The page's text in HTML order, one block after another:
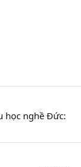
học nghề Đức: